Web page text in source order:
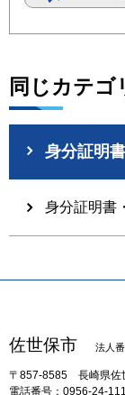
同じカテゴ
身分証明
身分証明書
佐世保市 法人
〒857-8585 長崎県佐
電話番号：0956-24-